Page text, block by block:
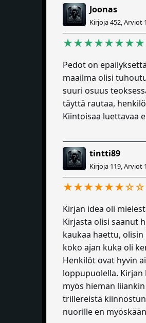
Joonas
Kirjoja 452, Arviot
Pedot on
maailma olisi
suuri osuus
täyttä rautaa,
Kiintoisaa luettavaa
tintti89
Kirjoja 119, Arviot
Kirjan idea oli
Kirjasta olisi saanut
kaukaa haettu,
koko ajan kuka oli
Henkilöt ovat hyvin
loppupuolella.
myös hieman
trillereistä
nuorille en